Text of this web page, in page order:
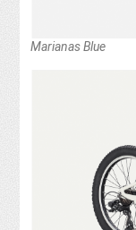
Marianas Blue